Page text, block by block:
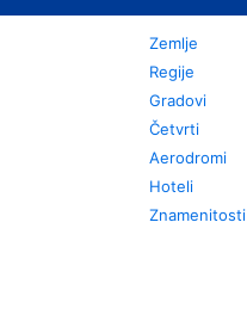
Zemlje
Regije
Gradovi
Četvrti
Aerodromi
Hoteli
Znamenitosti